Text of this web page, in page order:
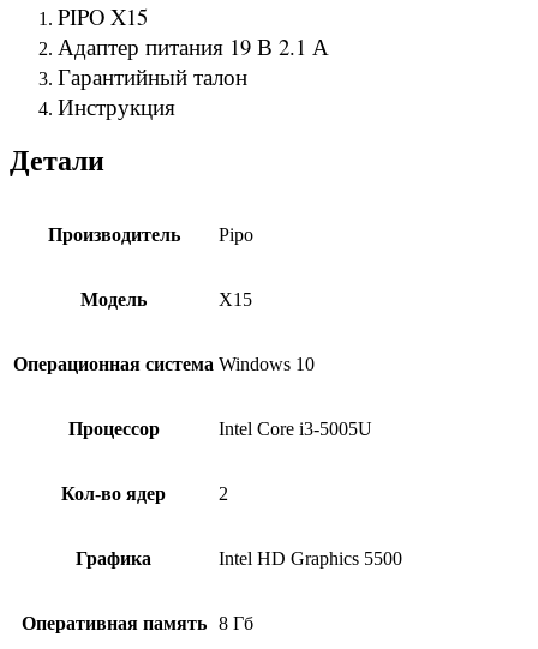
PIPO X15
Адаптер питания 19 В 2.1 А
Гарантийный талон
Инструкция
Детали
Производитель Pipo
Модель X15
Операционная система Windows 10
Процессор Intel Core i3-5005U
Кол-во ядер 2
Графика Intel HD Graphics 5500
Оперативная память 8 Гб